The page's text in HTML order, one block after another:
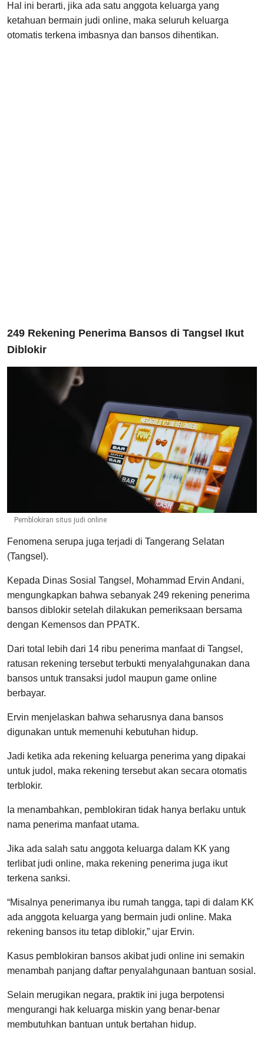
Hal ini berarti, jika ada satu anggota keluarga yang
ketahuan bermain judi online, maka seluruh keluarga
otomatis terkena imbasnya dan bansos dihentikan.
249 Rekening Penerima Bansos di Tangsel Ikut
Diblokir
Pemblokiran situs judi online
Fenomena serupa juga terjadi di Tangerang Selatan
(Tangsel).
Kepada Dinas Sosial Tangsel, Mohammad Ervin Andani,
mengungkapkan bahwa sebanyak 249 rekening penerima
bansos diblokir setelah dilakukan pemeriksaan bersama
dengan Kemensos dan PPATK.
Dari total lebih dari 14 ribu penerima manfaat di Tangsel,
ratusan rekening tersebut terbukti menyalahgunakan dana
bansos untuk transaksi judol maupun game online
berbayar.
Ervin menjelaskan bahwa seharusnya dana bansos
digunakan untuk memenuhi kebutuhan hidup.
Jadi ketika ada rekening keluarga penerima yang dipakai
untuk judol, maka rekening tersebut akan secara otomatis
terblokir.
Ia menambahkan, pemblokiran tidak hanya berlaku untuk
nama penerima manfaat utama.
Jika ada salah satu anggota keluarga dalam KK yang
terlibat judi online, maka rekening penerima juga ikut
terkena sanksi.
“Misalnya penerimanya ibu rumah tangga, tapi di dalam KK
ada anggota keluarga yang bermain judi online. Maka
rekening bansos itu tetap diblokir,” ujar Ervin.
Kasus pemblokiran bansos akibat judi online ini semakin
menambah panjang daftar penyalahgunaan bantuan sosial.
Selain merugikan negara, praktik ini juga berpotensi
mengurangi hak keluarga miskin yang benar-benar
membutuhkan bantuan untuk bertahan hidup.